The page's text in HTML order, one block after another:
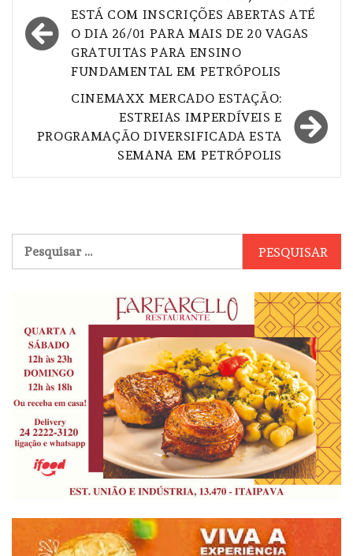
de
Post
ESTÁ COM INSCRIÇÕES ABERTAS ATÉ
O DIA 26/01 PARA MAIS DE 20 VAGAS
GRATUITAS PARA ENSINO
FUNDAMENTAL EM PETRÓPOLIS
CINEMAXX MERCADO ESTAÇÃO:
ESTREIAS IMPERDÍVEIS E
PROGRAMAÇÃO DIVERSIFICADA ESTA
SEMANA EM PETRÓPOLIS
por: